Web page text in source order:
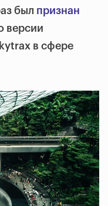
был признан
версии
в сфере